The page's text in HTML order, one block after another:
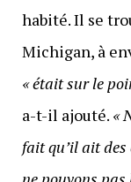
habité. Il se
Michigan, à
« était sur le
a-t-il ajouté. «
fait qu’il ait des